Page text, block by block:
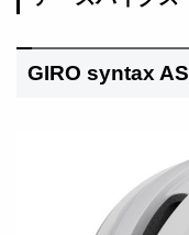
GIRO syntax